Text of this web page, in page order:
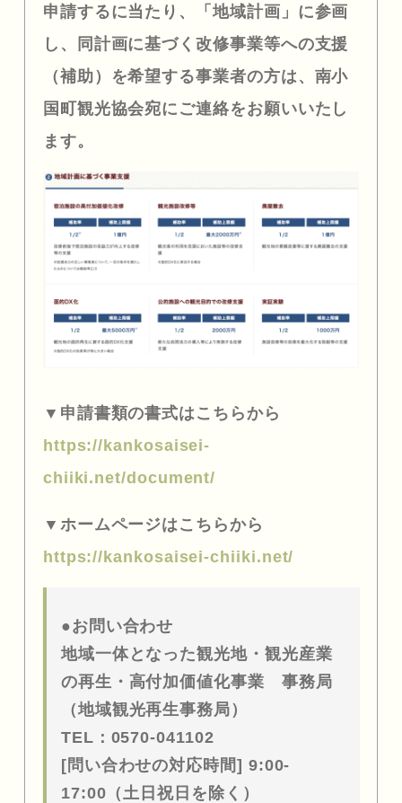
申請するに当たり、「地域計画」に参画
し、同計画に基づく改修事業等への支援
（補助）を希望する事業者の方は、南小
国町観光協会宛にご連絡をお願いいたし
ます。
▼申請書類の書式はこちらから
https://kankosaisei-
chiiki.net/document/
▼ホームページはこちらから
https://kankosaisei-chiiki.net/
●お問い合わせ
地域一体となった観光地・観光産業
の再生・高付加価値化事業 事務局
（地域観光再生事務局）
TEL：0570-041102
[問い合わせの対応時間] 9:00-
17:00（土日祝日を除く）